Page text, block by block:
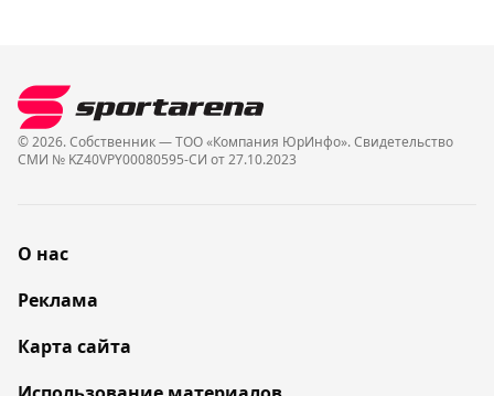
© 2026. Собственник — ТОО «Компания ЮрИнфо». Cвидетельство
СМИ № KZ40VPY00080595-СИ от 27.10.2023
О нас
Реклама
Карта сайта